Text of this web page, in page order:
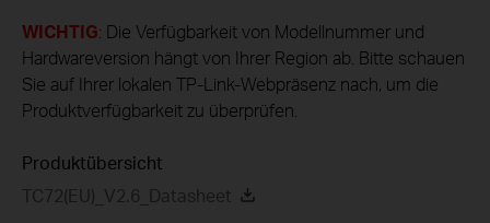
WICHTIG: Die Verfügbarkeit von Modellnummer und
Hardwareversion hängt von Ihrer Region ab. Bitte schauen
Sie auf Ihrer lokalen TP-Link-Webpräsenz nach, um die
Produktverfügbarkeit zu überprüfen.
Produktübersicht
TC72(EU)_V2.6_Datasheet